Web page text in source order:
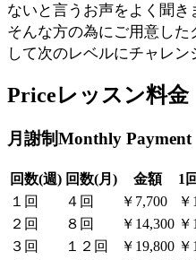
ないと言うお声をよく聞き
そんな方の為にご用意し
して次のレベルにチャレン
Priceレッスン料金
月謝制Monthly Payment
回数(週) 回数(月) 金額
1
１回
４回 ￥7,700
２回
８回 ￥14,300
３回
１２回 ￥19,800